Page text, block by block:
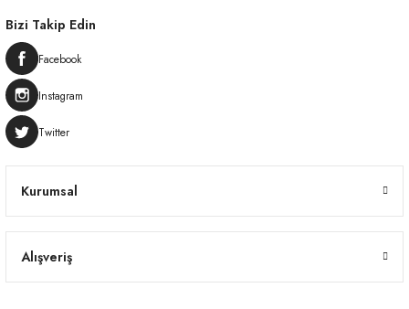
Kurumsal
Alışveriş
Bizi Takip Edin
Facebook
Instagram
Twitter